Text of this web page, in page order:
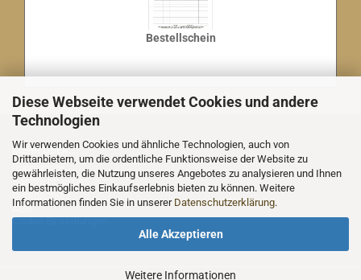
Diese Webseite verwendet Cookies und andere
Technologien
Wir verwenden Cookies und ähnliche Technologien, auch von
Drittanbietern, um die ordentliche Funktionsweise der Website zu
gewährleisten, die Nutzung unseres Angebotes zu analysieren und Ihnen
ein bestmögliches Einkaufserlebnis bieten zu können. Weitere
Informationen finden Sie in unserer Datenschutzerklärung.
Alle Akzeptieren
Weitere Informationen
Bestellschein
MEHR ÜBER...
Impressum
Nachricht an uns
Datenschutz
AGB
Cookie Einstellungen